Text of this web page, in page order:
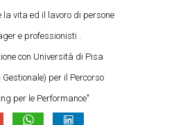
vita ed il lavoro di persone
e professionisti .
con Università di Pisa
per il Percorso
per le Performance"